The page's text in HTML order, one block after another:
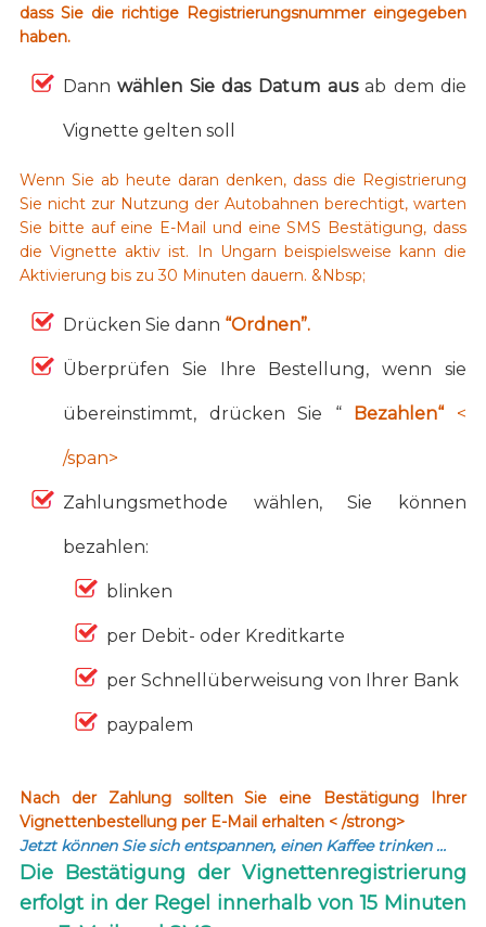
dass Sie die richtige Registrierungsnummer eingegeben
haben.
Dannwählen Sie das Datum ausab dem die
Vignette gelten soll
Wenn Sie ab heute daran denken, dass die Registrierung
Sie nicht zur Nutzung der Autobahnen berechtigt, warten
Sie bitte auf eine E-Mail und eine SMS Bestätigung, dass
die Vignette aktiv ist. In Ungarn beispielsweise kann die
Aktivierung bis zu 30 Minuten dauern. &Nbsp;
Drücken Sie dann “Ordnen”.
Überprüfen Sie Ihre Bestellung, wenn sie
übereinstimmt, drücken Sie “ Bezahlen“ <
/span>
Zahlungsmethode wählen, Sie können
bezahlen:
blinken
per Debit- oder Kreditkarte
per Schnellüberweisung von Ihrer Bank
paypalem
Nach der Zahlung sollten Sie eine Bestätigung Ihrer
Vignettenbestellung per E-Mail erhalten < /strong>
Jetzt können Sie sich entspannen, einen Kaffee trinken …
Die Bestätigung der Vignettenregistrierung
erfolgt in der Regel innerhalb von 15 Minuten